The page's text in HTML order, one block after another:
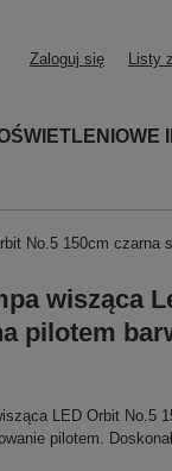
Zaloguj się Listy
No.5 150cm czarna
wisząca
pilotem
LED Orbit No.5
pilotem.